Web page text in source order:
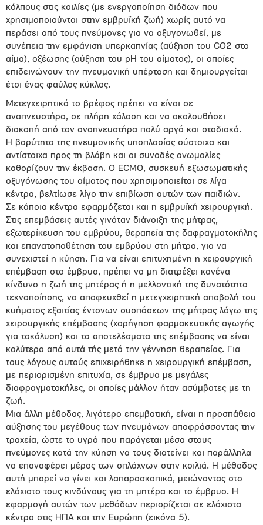
κόλπους στις κοιλίες (με ενεργοποίηση διόδων που
χρησιμοποιούνται στην εμβρυϊκή ζωή) χωρίς αυτό να
περάσει από τους πνεύμονες για να οξυγονωθεί, με
συνέπεια την εμφάνιση υπερκαπνίας (αύξηση του CO2 στο
αίμα), οξέωσης (αύξηση του pH του αίματος), οι οποίες
επιδεινώνουν την πνευμονική υπέρταση και δημιουργείται
έτσι ένας φαύλος κύκλος.
Μετεγχειρητικά το βρέφος πρέπει να είναι σε
αναπνευστήρα, σε πλήρη χάλαση και να ακολουθήσει
διακοπή από τον αναπνευστήρα πολύ αργά και σταδιακά.
Η βαρύτητα της πνευμονικής υποπλασίας σύστοιχα και
αντίστοιχα προς τη βλάβη και οι συνοδές ανωμαλίες
καθορίζουν την έκβαση. Ο ECMO, συσκευή εξωσωματικής
οξυγόνωσης του αίματος που χρησιμοποιείται σε λίγα
κέντρα, βελτίωσε λίγο την επιβίωση αυτών των παιδιών.
Σε κάποια κέντρα εφαρμόζεται και η εμβρυϊκή χειρουργική.
Στις επεμβάσεις αυτές γινόταν διάνοιξη της μήτρας,
εξωτερίκευση του εμβρύου, θεραπεία της δαφραγματοκήλης
και επανατοποθέτηση του εμβρύου στη μήτρα, για να
συνεχιστεί η κύηση. Για να είναι επιτυχημένη η χειρουργική
επέμβαση στο έμβρυο, πρέπει να μη διατρέξει κανένα
κίνδυνο η ζωή της μητέρας ή η μελλοντική της δυνατότητα
τεκνοποίησης, να αποφευχθεί η μετεγχειρητική αποβολή του
κυήματος εξαιτίας έντονων συσπάσεων της μήτρας λόγω της
χειρουργικής επέμβασης (χορήγηση φαρμακευτικής αγωγής
για τοκόλυση) και τα αποτελέσματα της επέμβασης να είναι
καλύτερα από αυτά τής μετά την γέννηση θεραπείας. Για
τους λόγους αυτούς επιχειρήθηκε η χειρουργική επέμβαση,
με περιορισμένη επιτυχία, σε έμβρυα με μεγάλες
διαφραγματοκήλες, οι οποίες μάλλον ήταν ασύμβατες με τη
ζωή.
Μια άλλη μέθοδος, λιγότερο επεμβατική, είναι η προσπάθεια
αύξησης του μεγέθους των πνευμόνων αποφράσσοντας την
τραχεία, ώστε το υγρό που παράγεται μέσα στους
πνεύμονες κατά την κύηση να τους διατείνει και παράλληλα
να επαναφέρει μέρος των σπλάχνων στην κοιλιά. Η μέθοδος
αυτή μπορεί να γίνει και λαπαροσκοπικά, μειώνοντας στο
ελάχιστο τους κινδύνους για τη μητέρα και το έμβρυο. Η
εφαρμογή αυτών των μεθόδων περιορίζεται σε ελάχιστα
κέντρα στις ΗΠΑ και την Ευρώπη (εικόνα 5).